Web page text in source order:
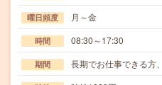
曜日頻度 月～金
時間 08:30～17:30
期間 長期でお仕事できる方